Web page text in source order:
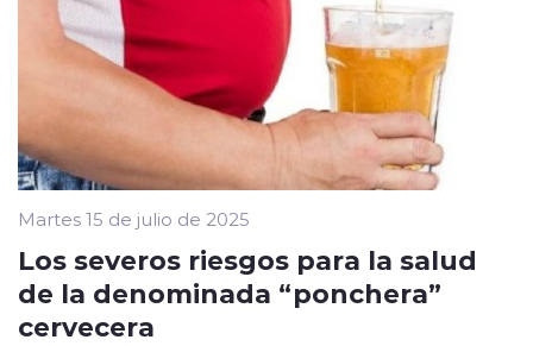
Martes 15 de julio de 2025
Los severos riesgos para la salud
de la denominada “ponchera”
cervecera